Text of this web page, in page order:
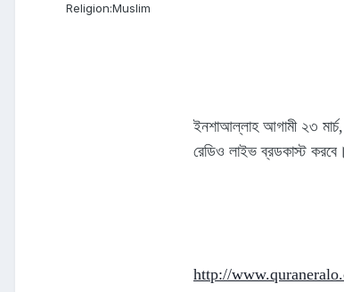
Religion:Muslim
ইনশাআল্লাহ আগামী ২৩
রেডিও লাইভ ব্রডকাস্ট
http://